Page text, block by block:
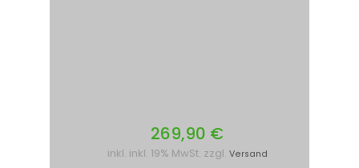
269,90 €
inkl. inkl. 19% MwSt. zzgl. Versand